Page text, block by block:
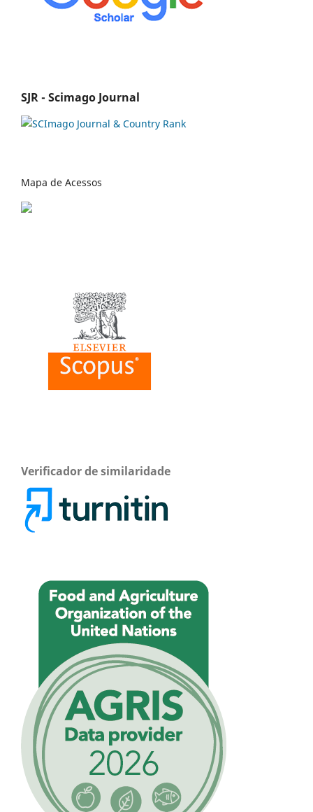
SJR - Scimago Journal
Mapa de Acessos
Verificador de similaridade